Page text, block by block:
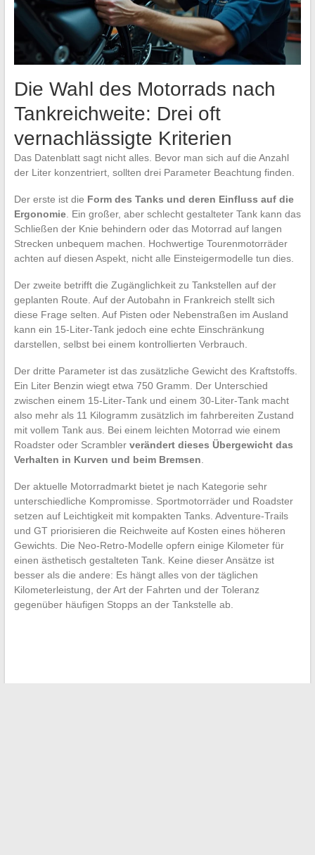
Die Wahl des Motorrads nach
Tankreichweite: Drei oft
vernachlässigte Kriterien
Das Datenblatt sagt nicht alles. Bevor man sich auf die Anzahl
der Liter konzentriert, sollten drei Parameter Beachtung finden.
Der erste ist die Form des Tanks und deren Einfluss auf die
Ergonomie. Ein großer, aber schlecht gestalteter Tank kann das
Schließen der Knie behindern oder das Motorrad auf langen
Strecken unbequem machen. Hochwertige Tourenmotorräder
achten auf diesen Aspekt, nicht alle Einsteigermodelle tun dies.
Der zweite betrifft die Zugänglichkeit zu Tankstellen auf der
geplanten Route. Auf der Autobahn in Frankreich stellt sich
diese Frage selten. Auf Pisten oder Nebenstraßen im Ausland
kann ein 15-Liter-Tank jedoch eine echte Einschränkung
darstellen, selbst bei einem kontrollierten Verbrauch.
Der dritte Parameter ist das zusätzliche Gewicht des Kraftstoffs.
Ein Liter Benzin wiegt etwa 750 Gramm. Der Unterschied
zwischen einem 15-Liter-Tank und einem 30-Liter-Tank macht
also mehr als 11 Kilogramm zusätzlich im fahrbereiten Zustand
mit vollem Tank aus. Bei einem leichten Motorrad wie einem
Roadster oder Scrambler verändert dieses Übergewicht das
Verhalten in Kurven und beim Bremsen
Der aktuelle Motorradmarkt bietet je nach Kategorie sehr
unterschiedliche Kompromisse. Sportmotorräder und Roadster
setzen auf Leichtigkeit mit kompakten Tanks. Adventure-Trails
und GT priorisieren die Reichweite auf Kosten eines höheren
Gewichts. Die Neo-Retro-Modelle opfern einige Kilometer für
einen ästhetisch gestalteten Tank. Keine dieser Ansätze ist
besser als die andere: Es hängt alles von der täglichen
Kilometerleistung, der Art der Fahrten und der Toleranz
gegenüber häufigen Stopps an der Tankstelle ab.